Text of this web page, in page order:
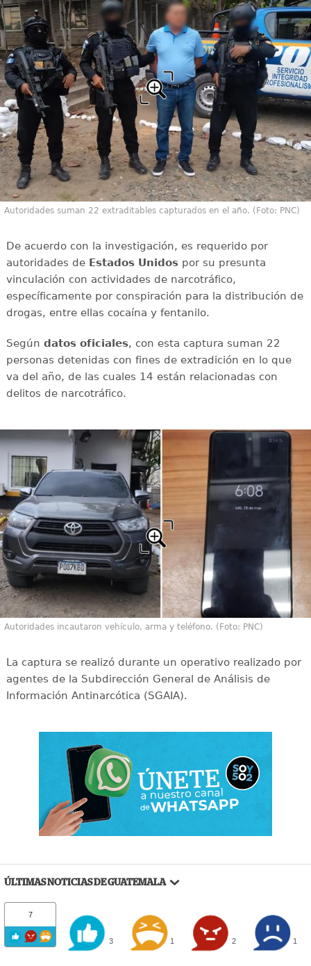
Autoridades suman 22 extraditables capturados en el año. (Foto: PNC)
De acuerdo con la investigación, es requerido por
autoridades de Estados Unidospor su presunta
vinculación con actividades de narcotráfico,
específicamente por conspiración para la distribución de
drogas, entre ellas cocaína y fentanilo.
Según datos oficiales, con esta captura suman 22
personas detenidas con fines de extradición en lo que
va del año, de las cuales 14 están relacionadas con
delitos de narcotráfico.
Autoridades incautaron vehículo, arma y teléfono. (Foto: PNC)
La captura se realizó durante un operativo realizado por
agentes de la Subdirección General de Análisis de
Información Antinarcótica (SGAIA).
ÚLTIMAS NOTICIAS DE GUATEMALA
7
3 1 2 1